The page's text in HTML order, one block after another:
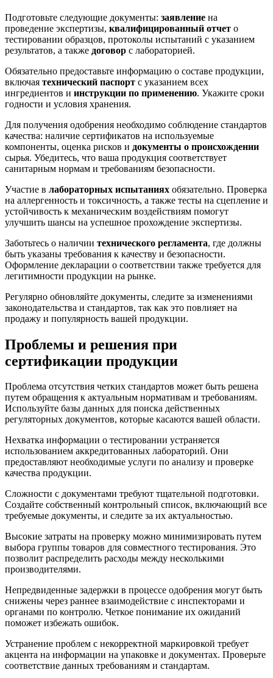
Подготовьте следующие документы: заявление на
проведение экспертизы, квалифицированный отчет о
тестировании образцов, протоколы испытаний с указанием
результатов, а также договор с лабораторией.
Обязательно предоставьте информацию о составе продукции,
включая технический паспорт с указанием всех
ингредиентов и инструкции по применению. Укажите сроки
годности и условия хранения.
Для получения одобрения необходимо соблюдение стандартов
качества: наличие сертификатов на используемые
компоненты, оценка рисков и документы о происхождении
сырья. Убедитесь, что ваша продукция соответствует
санитарным нормам и требованиям безопасности.
Участие в лабораторных испытаниях обязательно. Проверка
на аллергенность и токсичность, а также тесты на сцепление и
устойчивость к механическим воздействиям помогут
улучшить шансы на успешное прохождение экспертизы.
Заботьтесь о наличии технического регламента, где должны
быть указаны требования к качеству и безопасности.
Оформление декларации о соответствии также требуется для
легитимности продукции на рынке.
Регулярно обновляйте документы, следите за изменениями
законодательства и стандартов, так как это повлияет на
продажу и популярность вашей продукции.
Проблемы и решения при
сертификации продукции
Проблема отсутствия четких стандартов может быть решена
путем обращения к актуальным нормативам и требованиям.
Используйте базы данных для поиска действенных
регуляторных документов, которые касаются вашей области.
Нехватка информации о тестировании устраняется
использованием аккредитованных лабораторий. Они
предоставляют необходимые услуги по анализу и проверке
качества продукции.
Сложности с документами требуют тщательной подготовки.
Создайте собственный контрольный список, включающий все
требуемые документы, и следите за их актуальностью.
Высокие затраты на проверку можно минимизировать путем
выбора группы товаров для совместного тестирования. Это
позволит распределить расходы между несколькими
производителями.
Непредвиденные задержки в процессе одобрения могут быть
снижены через раннее взаимодействие с инспекторами и
органами по контролю. Четкое понимание их ожиданий
поможет избежать ошибок.
Устранение проблем с некорректной маркировкой требует
акцента на информации на упаковке и документах. Проверьте
соответствие данных требованиям и стандартам.